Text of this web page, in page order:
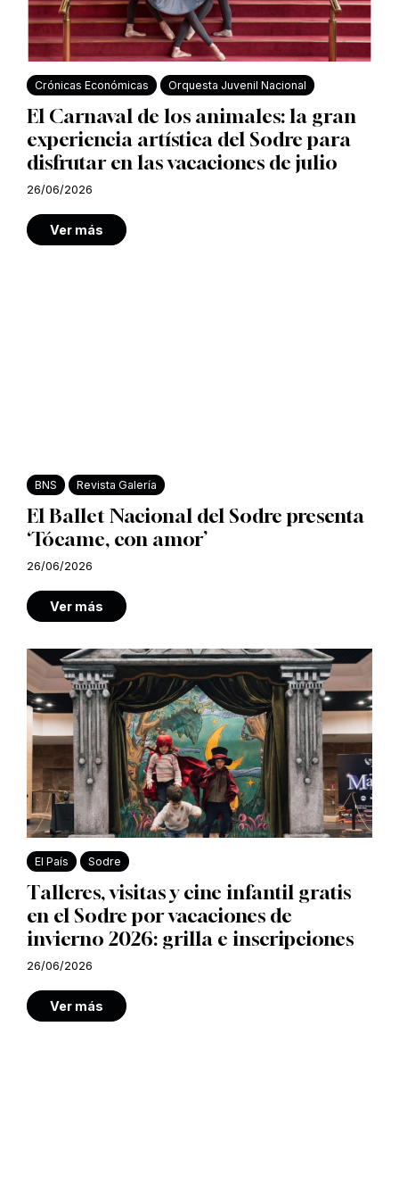
Crónicas Económicas Orquesta Juvenil Nacional
El Carnaval de los animales: la gran
experiencia artística del Sodre para
disfrutar en las vacaciones de julio
26/06/2026
Ver más
BNS Revista Galería
El Ballet Nacional del Sodre presenta
‘Tócame, con amor’
26/06/2026
Ver más
El País Sodre
Talleres, visitas y cine infantil gratis
en el Sodre por vacaciones de
invierno 2026: grilla e inscripciones
26/06/2026
Ver más